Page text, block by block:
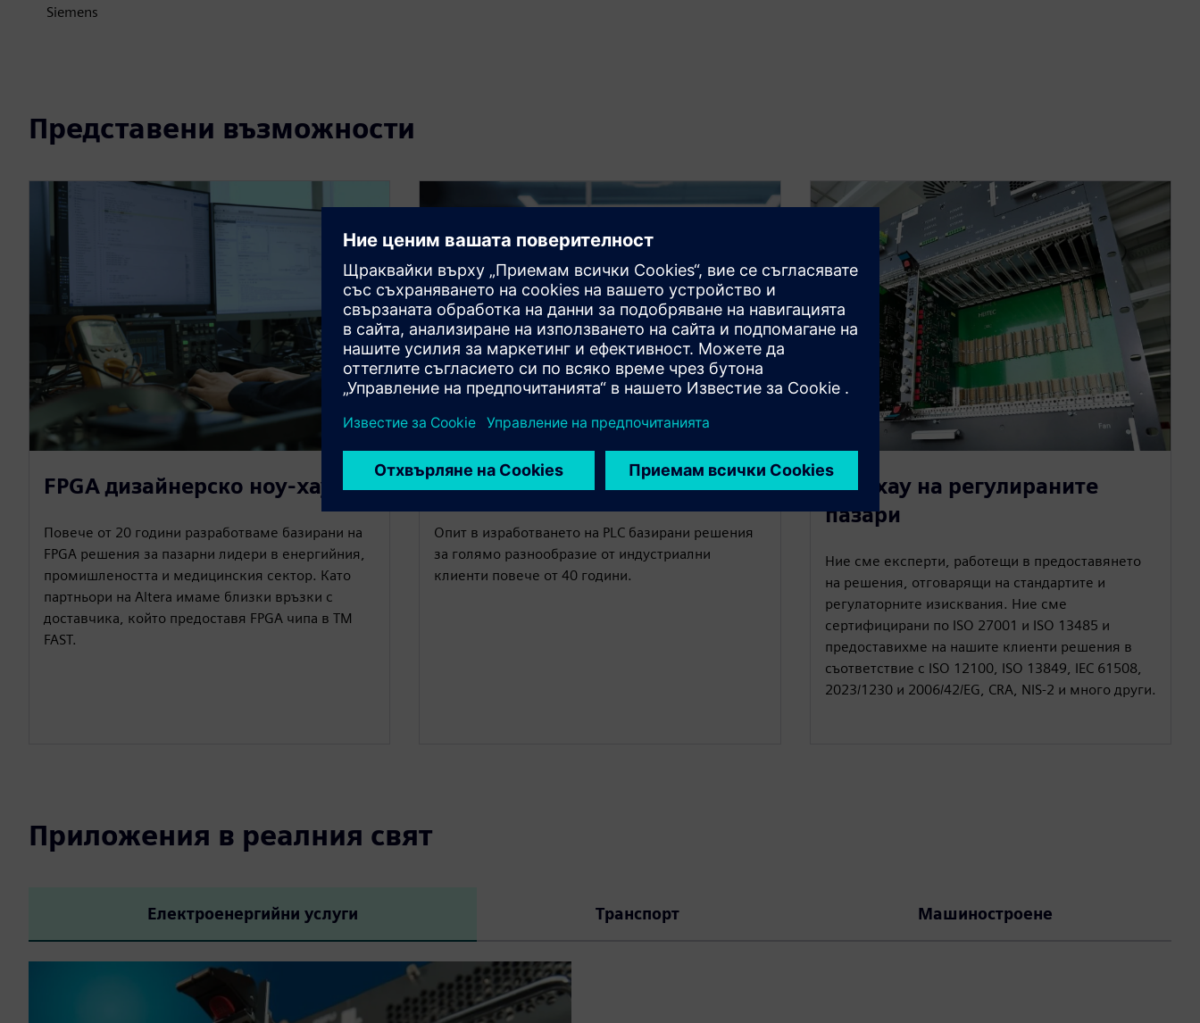
Siemens
Представени възможности
FPGA дизайнерско ноу-хау
Повече от 20 години разработваме базирани на
FPGA решения за пазарни лидери в енергийния,
промишлеността и медицинския сектор. Като
партньори на Altera имаме близки връзки с
доставчика, който предоставя FPGA чипа в TM
FAST.
PLC ноу-хау
Опит в изработването на PLC базирани решения
за голямо разнообразие от индустриални
клиенти повече от 40 години.
Ноу-хау на регулираните
пазари
Ние сме експерти, работещи в предоставянето
на решения, отговарящи на стандартите и
регулаторните изисквания. Ние сме
сертифицирани по ISO 27001 и ISO 13485 и
предоставихме на нашите клиенти решения в
съответствие с ISO 12100, ISO 13849, IEC 61508,
2023/1230 и 2006/42/EG, CRA, NIS-2 и много други.
Приложения в реалния свят
Електроенергийни услуги Транспорт Машиностроене